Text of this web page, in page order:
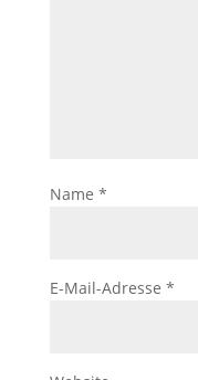
Name *
E-Mail-Adresse *